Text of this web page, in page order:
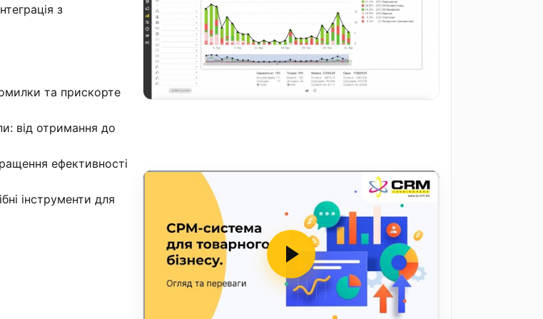
з
та прискорте
від отримання до
ефективності
інструменти для